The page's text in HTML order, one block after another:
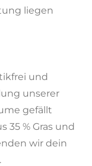
liegen
und
unserer
gefällt
35 % Gras und
wir dein